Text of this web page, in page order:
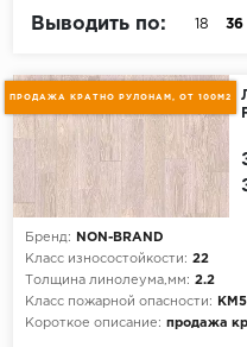
Выводить по: 18 36
ПРОДАЖА КРАТНО РУЛОНАМ, ОТ 100М2
Бренд:
NON-BRAND
Класс износостойкости: 22
Толщина линолеума,мм: 2.2
Класс пожарной опасности:
КМ5
Короткое описание: продажа